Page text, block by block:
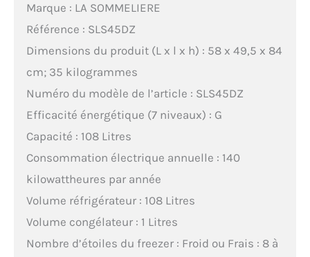
Marque : LA SOMMELIERE
Référence : SLS45DZ
Dimensions du produit (L x l x h) : 58 x 49,5 x 84
cm; 35 kilogrammes
Numéro du modèle de l’article : SLS45DZ
Efficacité énergétique (7 niveaux) : G
Capacité : 108 Litres
Consommation électrique annuelle : 140
kilowattheures par année
Volume réfrigérateur : 108 Litres
Volume congélateur : 1 Litres
Nombre d’étoiles du freezer : Froid ou Frais : 8 à